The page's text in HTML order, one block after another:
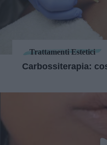
Trattamenti Estetici
Carbossiterapia: